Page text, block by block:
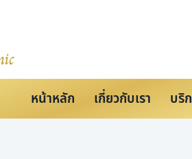
หน้าหลัก เกี่ยวกับเรา บริ